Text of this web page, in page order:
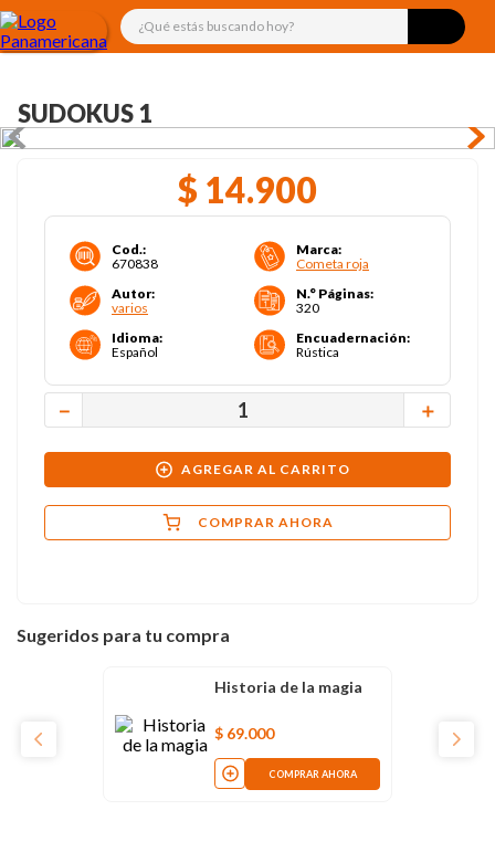
¿Qué estás buscando hoy?
SUDOKUS 1
$ 14.900
Cod.:
670838
Marca:
Cometa roja
Autor:
varios
N.° Páginas:
320
Idioma:
Español
Encuadernación:
Rústica
＋
－
AGREGAR AL CARRITO
COMPRAR AHORA
Sugeridos para tu compra
Historia de la magia
$ 69.000
COMPRAR AHORA